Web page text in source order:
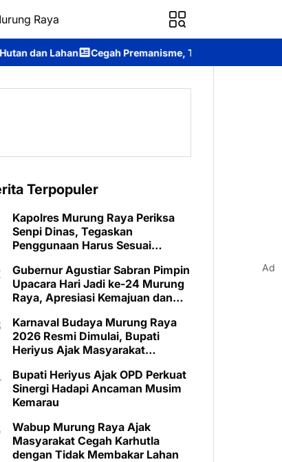
Raya
Tim Patroli Perintis Presisi Ditsamapta Polda
Terpopuler
Kapolres Murung Raya Periksa
Senpi Dinas, Tegaskan
Penggunaan Harus Sesuai
Gubernur Agustiar Sabran Pimpin
Upacara Hari Jadi ke-24 Murung
Raya, Apresiasi Kemajuan dan
Karnaval Budaya Murung Raya
2026 Resmi Dimulai, Bupati
Heriyus Ajak Masyarakat
Bupati Heriyus Ajak OPD Perkuat
Sinergi Hadapi Ancaman Musim
Kemarau
Wabup Murung Raya Ajak
Masyarakat Cegah Karhutla
dengan Tidak Membakar Lahan
Ad